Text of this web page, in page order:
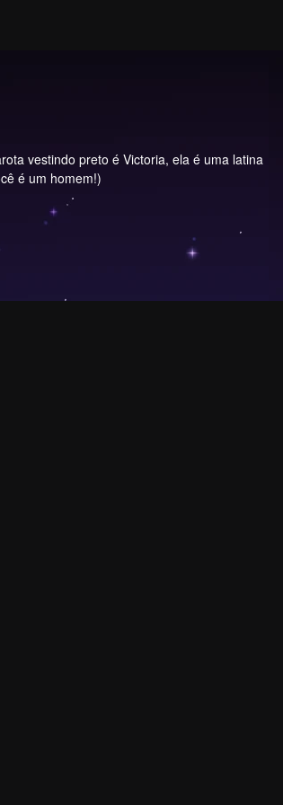
vestindo preto é Victoria, ela é uma latina
é um homem!)